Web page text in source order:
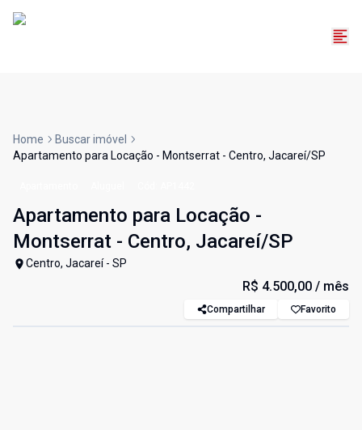
Home
Buscar imóvel
Apartamento para Locação - Montserrat - Centro, Jacareí/SP
Apartamento para Locação -
Montserrat - Centro, Jacareí/SP
Centro, Jacareí - SP
R$ 4.500,00 / mês
Compartilhar Favorito